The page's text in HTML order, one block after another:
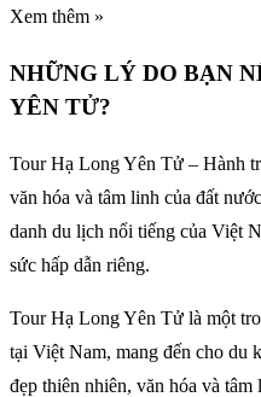
Xem thêm »
NHỮNG LÝ DO BẠN
YÊN TỬ?
Tour Hạ Long Yên Tử – Hành
văn hóa và tâm linh của đất
danh du lịch nổi tiếng của Việt
sức hấp dẫn riêng.
Tour Hạ Long Yên Tử là một
tại Việt Nam, mang đến cho du
đẹp thiên nhiên, văn hóa và tâm